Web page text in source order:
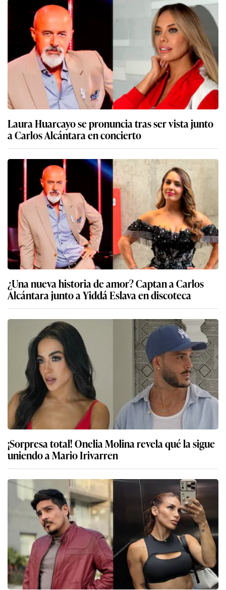
Laura Huarcayo se pronuncia tras ser vista junto
a Carlos Alcántara en concierto
¿Una nueva historia de amor? Captan a Carlos
Alcántara junto a Yiddá Eslava en discoteca
¡Sorpresa total! Onelia Molina revela qué la sigue
uniendo a Mario Irivarren